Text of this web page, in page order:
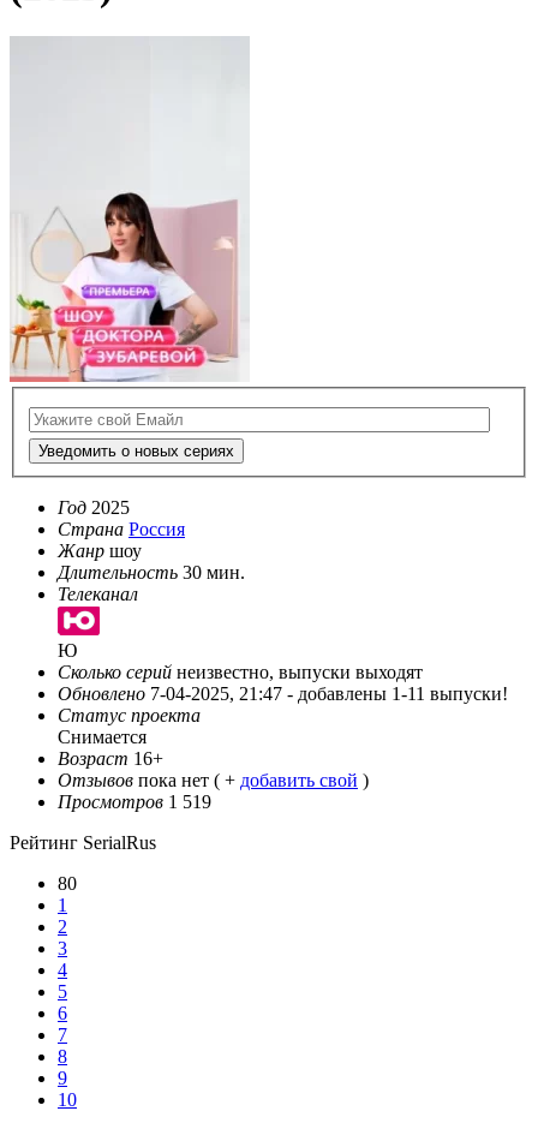
Уведомить о новых сериях
Год 2025
Страна Россия
Жанр шоу
Длительность 30 мин.
Телеканал
Ю
Сколько серий неизвестно, выпуски выходят
Обновлено 7-04-2025, 21:47 - добавлены 1-11 выпуски!
Статус проекта
Снимается
Возраст 16+
Отзывов пока нет ( + добавить свой )
Просмотров 1 519
Рейтинг SerialRus
80
1
2
3
4
5
6
7
8
9
10